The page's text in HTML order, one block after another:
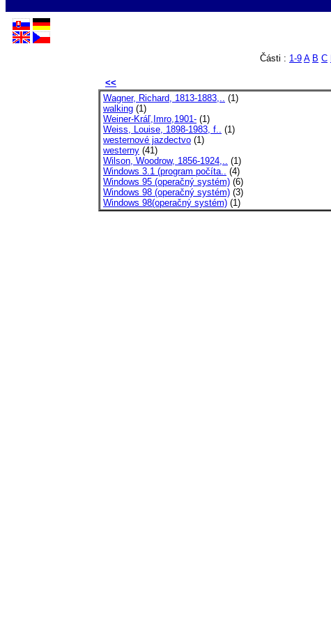
Části : 1-9 A B C
<<
Wagner, Richard, 1813-1883,.. (1)
walking (1)
Weiner-Kráľ,Imro,1901- (1)
Weiss, Louise, 1898-1983, f.. (1)
westernové jazdectvo (1)
westerny (41)
Wilson, Woodrow, 1856-1924,.. (1)
Windows 3.1 (program počíta.. (4)
Windows 95 (operačný systém) (6)
Windows 98 (operačný systém) (3)
Windows 98(operačný systém) (1)